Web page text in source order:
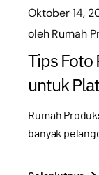
Oktober 14,
olehRumah
Tips Foto
untuk
Rumah
banyak